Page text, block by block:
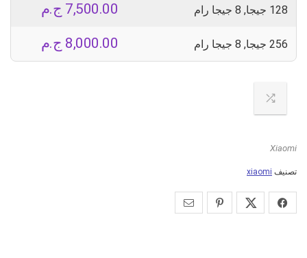
128 جيجا, 8 جيجا رام ج.م 7,500.00
256 جيجا, 8 جيجا رام ج.م 8,000.00
Xiaomi
تصنيف xiaomi